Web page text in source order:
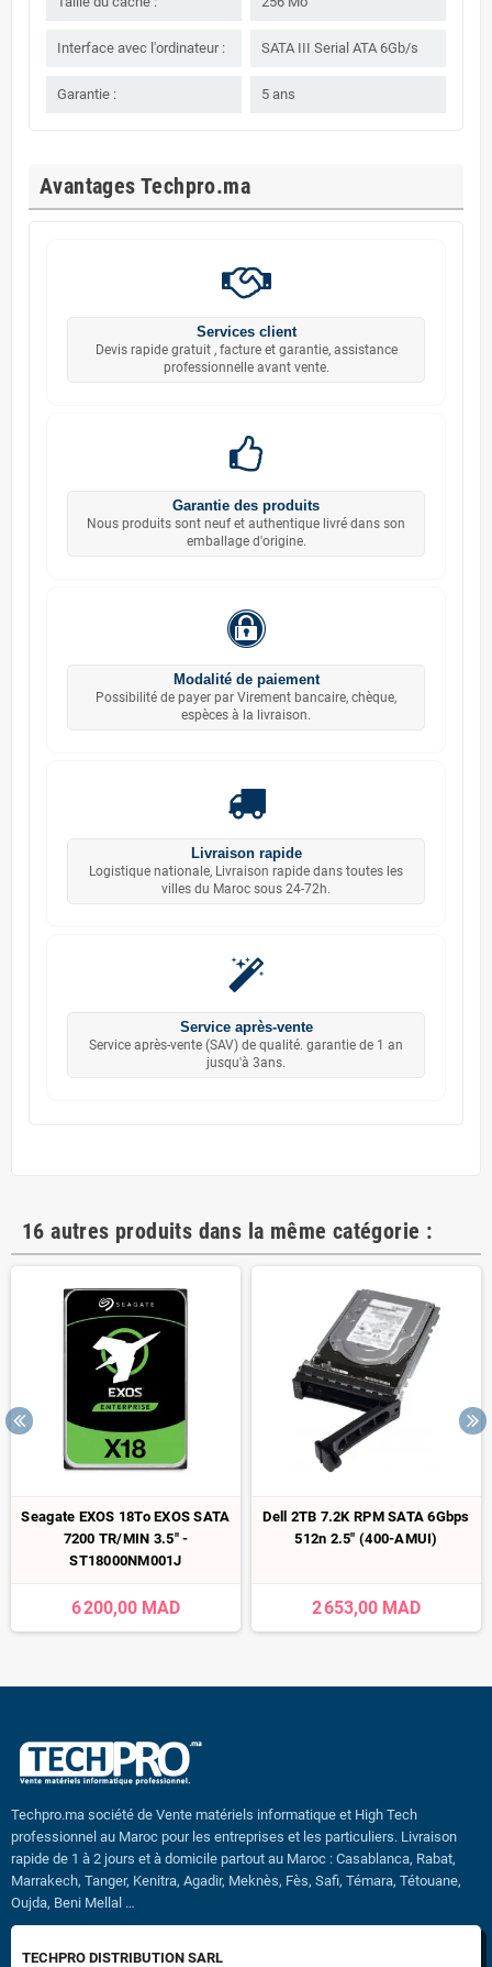
Interface avec l'ordinateur : SATA III Serial ATA 6Gb/s
Garantie : 5 ans
Avantages Techpro.ma
Services client
Devis rapide gratuit , facture et garantie, assistance
professionnelle avant vente.
Garantie des produits
Nous produits sont neuf et authentique livré dans son
emballage d'origine.
Modalité de paiement
Possibilité de payer par Virement bancaire, chèque,
espèces à la livraison.
Livraison rapide
Logistique nationale, Livraison rapide dans toutes les
villes du Maroc sous 24-72h.
Service après-vente
Service après-vente (SAV) de qualité. garantie de 1 an
jusqu'à 3ans.
16 autres produits dans la même catégorie :
Seagate EXOS 18To EXOS SATA
7200 TR/MIN 3.5" -
ST18000NM001J
6 200,00 MAD
Dell 2TB 7.2K RPM SATA 6Gbps
512n 2.5" (400-AMUI)
2 653,00 MAD
Techpro.ma société de Vente matériels informatique et High Tech
professionnel au Maroc pour les entreprises et les particuliers. Livraison
rapide de 1 à 2 jours et à domicile partout au Maroc : Casablanca, Rabat,
Marrakech, Tanger, Kenitra, Agadir, Meknès, Fès, Safi, Témara, Tétouane,
Oujda, Beni Mellal …
TECHPRO DISTRIBUTION SARL